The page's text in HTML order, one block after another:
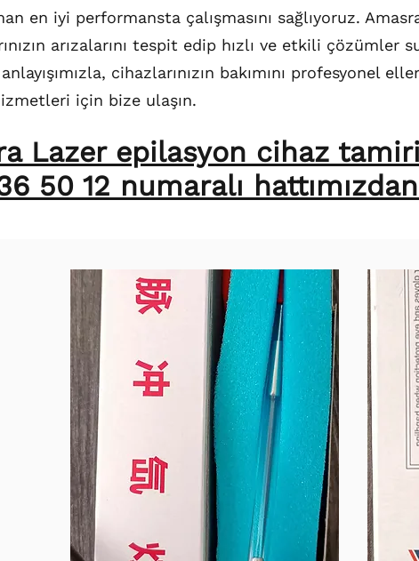
en iyi performansta çalışmasını sağlıyoruz.
arızalarını tespit edip hızlı ve etkili
cihazlarınızın bakımını profesyonel
için bize ulaşın.
Lazer epilasyon cihaz
50 12 numaralı